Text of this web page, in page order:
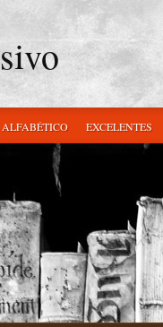
EXCELENTES